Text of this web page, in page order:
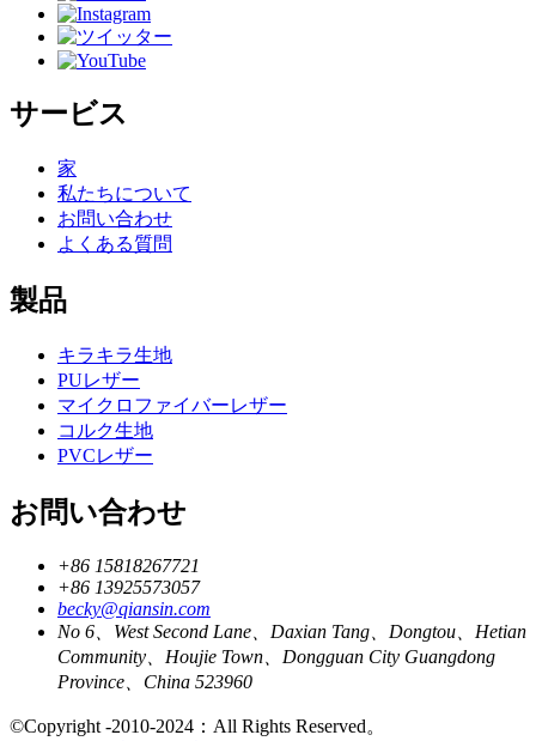
サービス
家
私たちについて
お問い合わせ
よくある質問
製品
キラキラ生地
PUレザー
マイクロファイバーレザー
コルク生地
PVCレザー
お問い合わせ
+86 15818267721
+86 13925573057
becky@qiansin.com
No 6、West Second Lane、Daxian Tang、Dongtou、Hetian
Community、Houjie Town、Dongguan City Guangdong
Province、China 523960
©Copyright -2010-2024：All Rights Reserved。